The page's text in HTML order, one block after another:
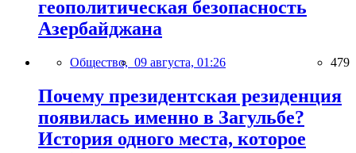
геополитическая безопасность
Азербайджана
Общество, 09 августа, 01:26 479
Почему президентская резиденция
появилась именно в Загульбе?
История одного места, которое